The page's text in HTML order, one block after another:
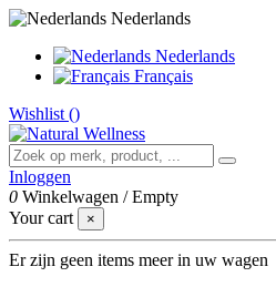
Nederlands
Nederlands
Français
Wishlist ()
Inloggen
0 Winkelwagen /Empty
Your cart
×
Er zijn geen items meer in uw wagen